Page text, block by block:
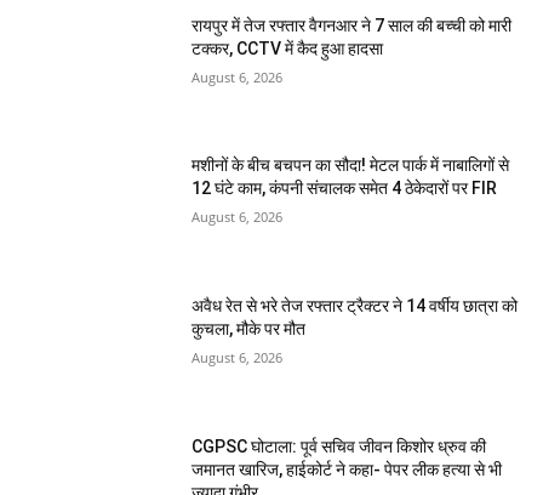
रायपुर में तेज रफ्तार वैगनआर ने 7 साल की बच्ची को मारी
टक्कर, CCTV में कैद हुआ हादसा
August 6, 2026
मशीनों के बीच बचपन का सौदा! मेटल पार्क में नाबालिगों से
12 घंटे काम, कंपनी संचालक समेत 4 ठेकेदारों पर FIR
August 6, 2026
अवैध रेत से भरे तेज रफ्तार ट्रैक्टर ने 14 वर्षीय छात्रा को
कुचला, मौके पर मौत
August 6, 2026
CGPSC घोटाला: पूर्व सचिव जीवन किशोर ध्रुव की
जमानत खारिज, हाईकोर्ट ने कहा- पेपर लीक हत्या से भी